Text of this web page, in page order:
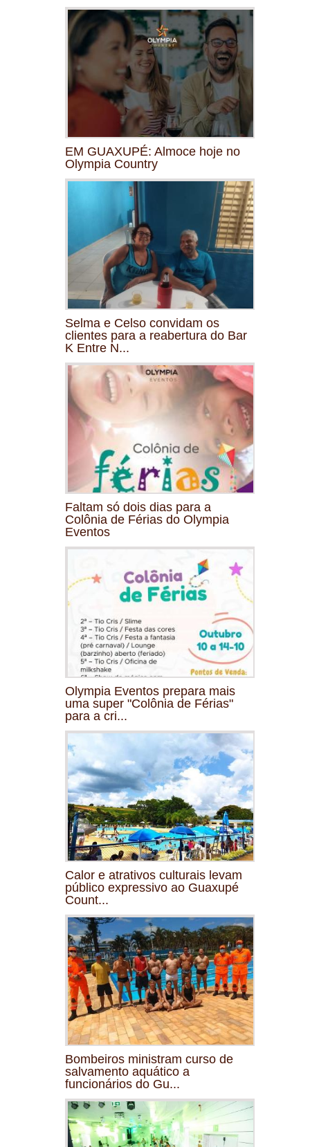
EM GUAXUPÉ: Almoce hoje no
Olympia Country
Selma e Celso convidam os
clientes para a reabertura do Bar
K Entre N...
Faltam só dois dias para a
Colônia de Férias do Olympia
Eventos
Olympia Eventos prepara mais
uma super "Colônia de Férias"
para a cri...
Calor e atrativos culturais levam
público expressivo ao Guaxupé
Count...
Bombeiros ministram curso de
salvamento aquático a
funcionários do Gu...